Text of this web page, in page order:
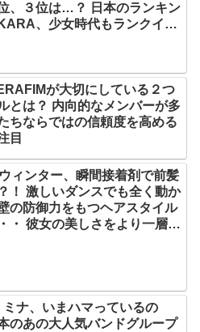
、３位は…？ 日本のランキン
、少女時代もランクイ
が大切にしている２つ
とは？ 内向的なメンバーが多
ちならではの信頼度を高める
目
ィンター、瞬間接着剤で前髪
！ 激しいダンスでも全く動か
の防御力をもつヘアスタイル
・ 彼女の美しさをより一層引
ミナ、いまハマっているの
のあの大人気バンドグループ